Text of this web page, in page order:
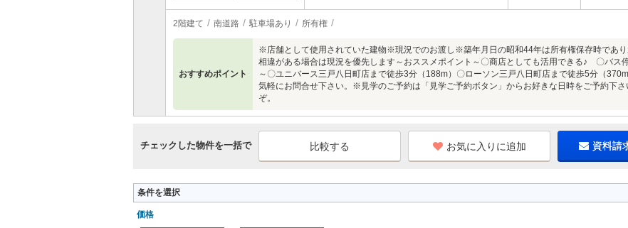
2階建て 南道路 駐車場あり 所有権
おすすめポイント
※店舗として使用されていた建物※現況でのお渡し※築年月日の昭和44年は所有権保存時であ
相違がある場合は現況を優先します～おススメポイント～〇商店としても活用できる♪ 〇バ
～〇ユニバース三戸八日町店まで徒歩3分（188m）〇ローソン三戸八日町店まで徒歩5分（
気軽にお問合せ下さい。※見学のご予約は「見学ご予約ボタン」からお好きな日時をご予約下
ぞ。
チェックした物件を一括で お気に入りに追加 資料請
条件を選択
価格